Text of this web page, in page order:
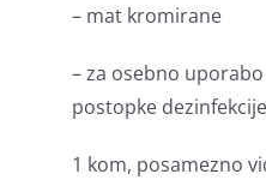
– mat kromirane
– za osebno
postopke
1 kom, posamezno